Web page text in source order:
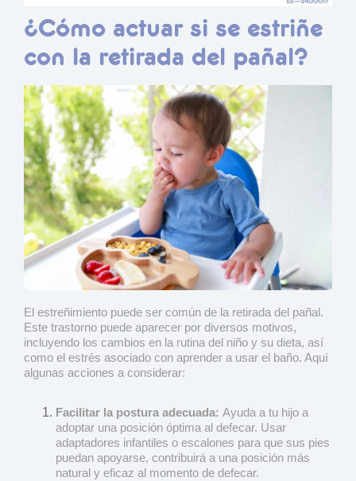
¿Cómo actuar si se estriñe
con la retirada del pañal?
El estreñimiento puede ser común de la retirada del pañal.
Este trastorno puede aparecer por diversos motivos,
incluyendo los cambios en la rutina del niño y su dieta, así
como el estrés asociado con aprender a usar el baño. Aquí
algunas acciones a considerar:
Facilitar la postura adecuada: Ayuda a tu hijo a
adoptar una posición óptima al defecar. Usar
adaptadores infantiles o escalones para que sus pies
puedan apoyarse, contribuirá a una posición más
natural y eficaz al momento de defecar.